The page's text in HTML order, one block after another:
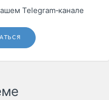
Telegram‑канале